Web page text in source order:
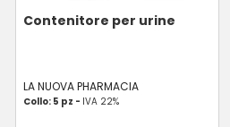
Contenitore per urine
LA NUOVA PHARMACIA
Collo: 5 pz - IVA 22%